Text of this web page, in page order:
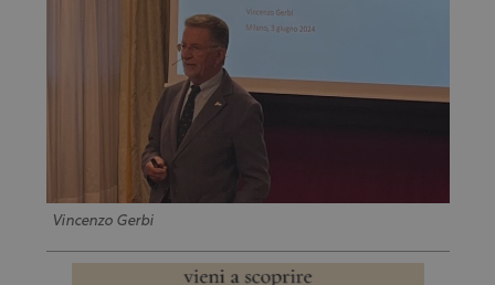
Vincenzo Gerbi